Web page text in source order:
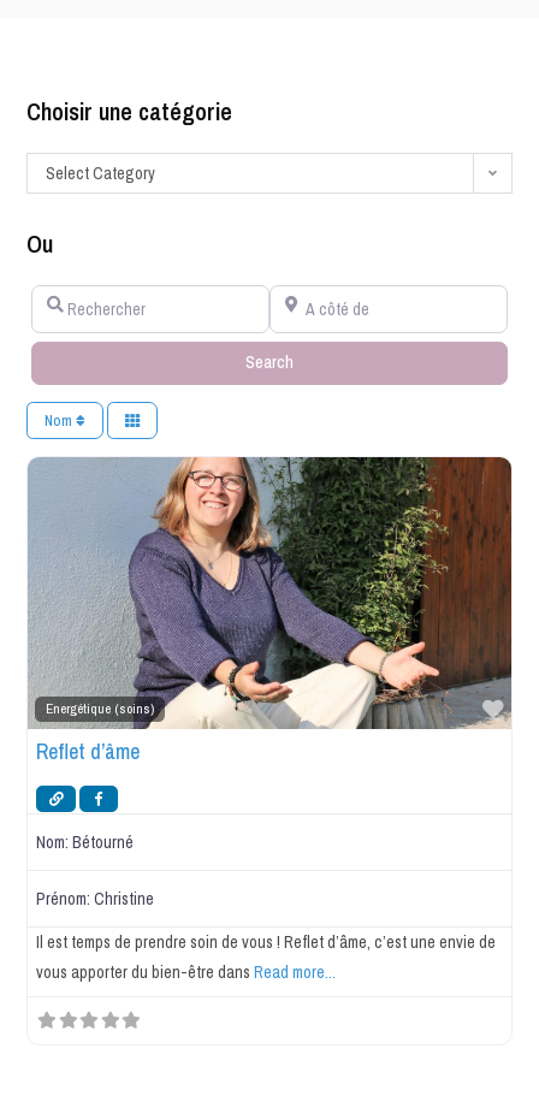
Choisir une catégorie
Select Category
Ou
Rechercher A côté de
Search
Nom
Energétique (soins)
Reflet d’âme
Nom:Bétourné
Prénom:Christine
Il est temps de prendre soin de vous ! Reflet d’âme, c’est une envie de
vous apporter du bien-être dansRead more...